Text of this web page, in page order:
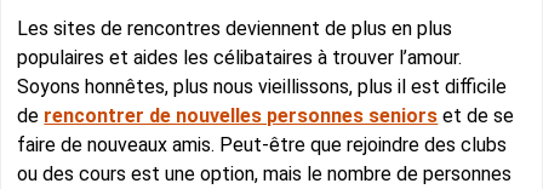
Les sites de rencontres deviennent de plus en plus
populaires et aides les célibataires à trouver l’amour.
Soyons honnêtes, plus nous vieillissons, plus il est difficile
de rencontrer de nouvelles personnes seniors et de se
faire de nouveaux amis. Peut-être que rejoindre des clubs
ou des cours est une option, mais le nombre de personnes